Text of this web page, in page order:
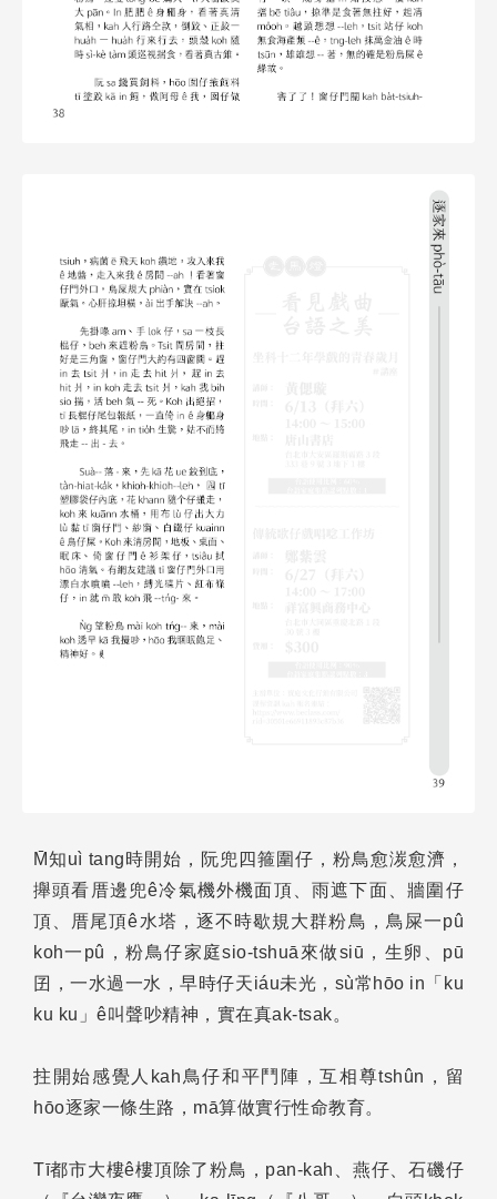
M̄知uì tang時開始，阮兜四箍圍仔，粉鳥愈湠愈濟，
攑頭看厝邊兜ê冷氣機外機面頂、雨遮下面、牆圍仔
頂、厝尾頂ê水塔，逐不時歇規大群粉鳥，鳥屎一pû
koh一pû，粉鳥仔家庭sio-tshuā來做siū，生卵、pū
囝，一水過一水，早時仔天iáu未光，sù常hōo in「ku
ku ku」ê叫聲吵精神，實在真ak-tsak。
拄開始感覺人kah鳥仔和平鬥陣，互相尊tshûn，留
hōo逐家一條生路，mā算做實行性命教育。
Tī都市大樓ê樓頂除了粉鳥，pan-kah、燕仔、石磯仔